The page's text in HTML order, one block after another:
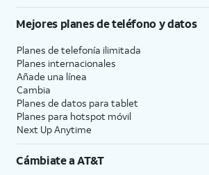
Mejores planes de teléfono y datos
Planes de telefonía ilimitada
Planes internacionales
Añade una línea
Cambia
Planes de datos para tablet
Planes para hotspot móvil
Next Up Anytime
Cámbiate aAT&T